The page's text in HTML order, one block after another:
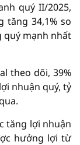
quý II/2025,
34,1% so
quý mạnh nhất
theo dõi, 39%
nhuận quý, tỷ
tăng lợi nhuận
hưởng lợi từ